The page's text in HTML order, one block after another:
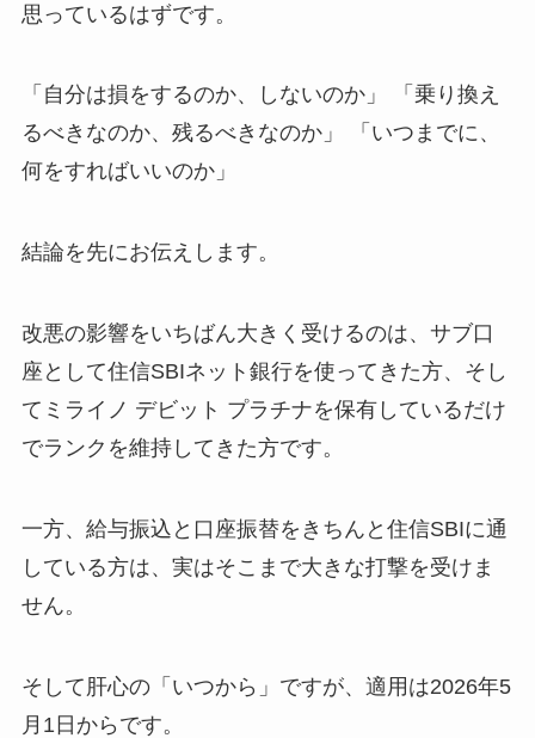
思っているはずです。
「自分は損をするのか、しないのか」 「乗り換え
るべきなのか、残るべきなのか」 「いつまでに、
何をすればいいのか」
結論を先にお伝えします。
改悪の影響をいちばん大きく受けるのは、サブ口
座として住信SBIネット銀行を使ってきた方、そし
てミライノ デビット プラチナを保有しているだけ
でランクを維持してきた方です。
一方、給与振込と口座振替をきちんと住信SBIに通
している方は、実はそこまで大きな打撃を受けま
せん。
そして肝心の「いつから」ですが、適用は2026年5
月1日からです。